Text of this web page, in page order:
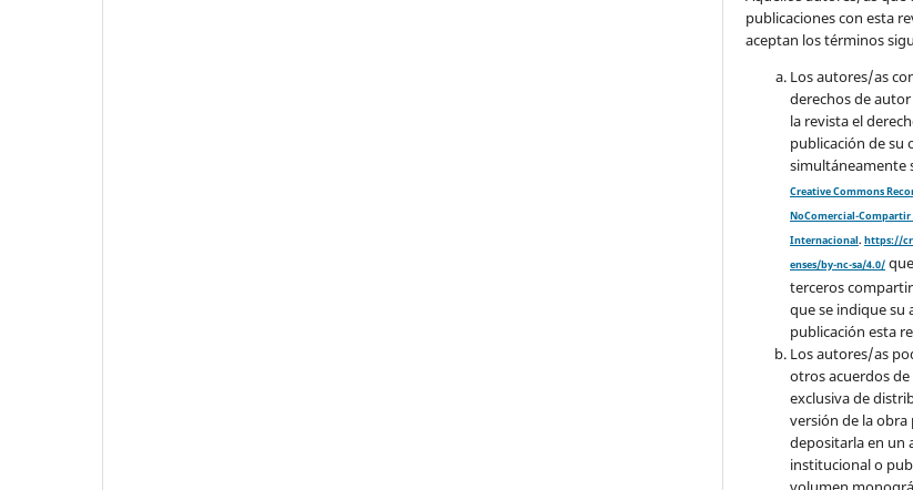
publicaciones con esta
aceptan los términos
Los autores/as
derechos de
la revista el
publicación de su
simultáneamente
Creative Commons
NoComercial-Compartir
Internacional.https://
enses/by-nc-sa/4.0/
terceros
que se indique su
publicación esta
Los autores/as
otros acuerdos de
exclusiva de
versión de la obra
depositarla en un
institucional o